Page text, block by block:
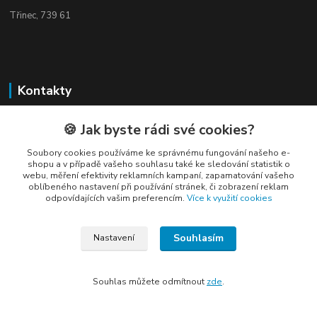
Třinec, 739 61
Kontakty
Elogos
+420 775688827 +420 737670415
(Po-Pá, 9-16 hod.)
🍪 Jak byste rádi své cookies?
Soubory cookies používáme ke správnému fungování našeho e-
shopu a v případě vašeho souhlasu také ke sledování statistik o
webu, měření efektivity reklamních kampaní, zapamatování vašeho
oblíbeného nastavení při používání stránek, či zobrazení reklam
odpovídajících vašim preferencím. Více k využití cookies
Nastavení Souhlasím
Souhlas můžete odmítnout zde.